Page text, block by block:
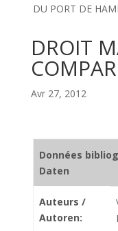
DU PORT DE
DROIT
Avr 27, 2012
Données
Daten
Auteurs /
Autoren: